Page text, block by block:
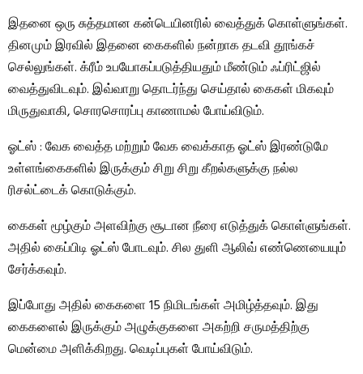
இதனை ஒரு சுத்தமான கன்டெயினரில் வைத்துக் கொள்ளுங்கள்.
தினமும் இரவில் இதனை கைகளில் நன்றாக தடவி தூங்கச்
செல்லுங்கள். க்ரீம் உபயோகப்படுத்தியதும் மீண்டும் ஃப்ரிட்ஜில்
வைத்துவிடவும். இவ்வாறு தொடர்ந்து செய்தால் கைகள் மிகவும்
மிருதுவாகி, சொரசொரப்பு காணாமல் போய்விடும்.
ஓட்ஸ் : வேக வைத்த மற்றும் வேக வைக்காத ஓட்ஸ் இரண்டுமே
உள்ளங்கைகளில் இருக்கும் சிறு சிறு கீறல்களுக்கு நல்ல
ரிசல்ட்டைக் கொடுக்கும்.
கைகள் மூழ்கும் அளவிற்கு சூடான நீரை எடுத்துக் கொள்ளுங்கள்.
அதில் கைப்பிடி ஓட்ஸ் போடவும். சில துளி ஆலிவ் எண்ணெயையும்
சேர்க்கவும்.
இப்போது அதில் கைகளை 15 நிமிடங்கள் அமிழ்த்தவும். இது
கைகளைல் இருக்கும் அழுக்குகளை அகற்றி சருமத்திற்கு
மென்மை அளிக்கிறது. வெடிப்புகள் போய்விடும்.